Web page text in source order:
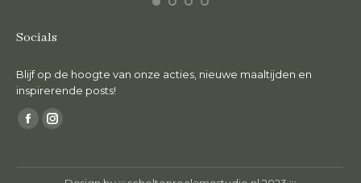
Socials
Blijf op de hoogte van onze acties, nieuwe maaltijden en
inspirerende posts!
Vind ons op:
FacebookInstagram